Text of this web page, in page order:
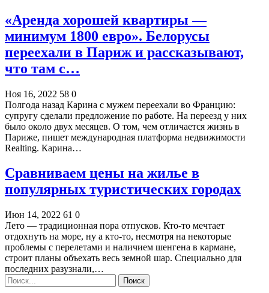
«Аренда хорошей квартиры —
минимум 1800 евро». Белорусы
переехали в Париж и рассказывают,
что там с…
Ноя 16, 2022 58 0
Полгода назад Карина с мужем переехали во Францию:
супругу сделали предложение по работе. На переезд у них
было около двух месяцев. О том, чем отличается жизнь в
Париже, пишет международная платформа недвижимости
Realting. Карина…
Сравниваем цены на жилье в
популярных туристических городах
Июн 14, 2022 61 0
Лето — традиционная пора отпусков. Кто-то мечтает
отдохнуть на море, ну а кто-то, несмотря на некоторые
проблемы с перелетами и наличием шенгена в кармане,
строит планы объехать весь земной шар. Специально для
последних разузнали,…